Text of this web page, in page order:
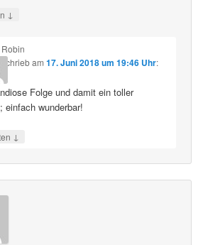
↓
Robin
schriebam 17. Juni 2018 um 19:46 Uhr:
Folge und damit ein toller
einfach wunderbar!
↓